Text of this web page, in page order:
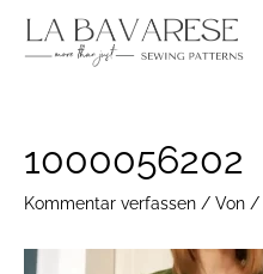
Inhalt
1000056202
Kommentar verfassen / Von /
navigation